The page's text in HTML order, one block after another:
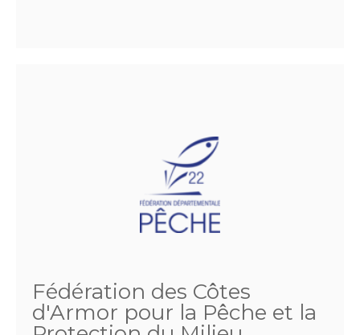
Fédération des Côtes
d'Armor pour la Pêche et la